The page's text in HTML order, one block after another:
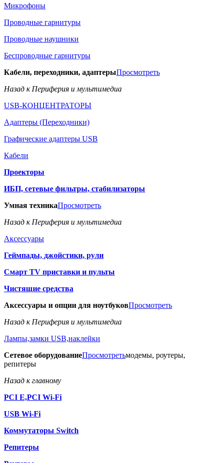
Микрофоны
Проводные гарнитуры
Проводные наушники
Беспроводные гарнитуры
Кабели, переходники, адаптерыПросмотреть
Назад к Периферия и мультимедиа
USB-КОНЦЕНТРАТОРЫ
Адаптеры (Переходники)
Графические адаптеры USB
Кабели
Проекторы
ИБП, сетевые фильтры, стабилизаторы
Умная техникаПросмотреть
Назад к Периферия и мультимедиа
Аксессуары
Геймпады, джойстики, рули
Смарт TV приставки и пульты
Чистящие средства
Аксессуары и опции для ноутбуковПросмотреть
Назад к Периферия и мультимедиа
Лампы,замки USB,наклейки
Сетевое оборудованиеПросмотретьмодемы, роутеры,
репитеры
Назад к главному
PCI E,PCI Wi-Fi
USB Wi-Fi
Коммутаторы Switch
Репитеры